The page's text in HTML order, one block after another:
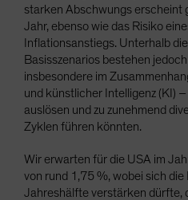
starken Abschwungs erscheint
Jahr, ebenso wie das Risiko
Inflationsanstiegs. Unterhalb
Basisszenarios bestehen
insbesondere im
und künstlicher Intelligenz (KI)
auslösen und zu zunehmend
Zyklen führen könnten.
Wir erwarten für die USA im
von rund 1,75 %, wobei sich
Jahreshälfte verstärken dürfte,